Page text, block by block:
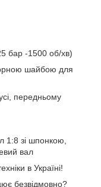
бар -1500 об/хв)
шайбою для
передньому
1:8 зі шпонкою,
вал
в Україні!
безвідмовно?